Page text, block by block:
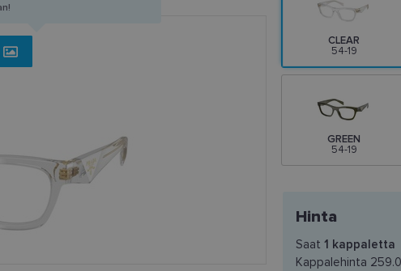
CLEAR
54-19
GREEN
54-19
Hinta
Saat 1 kappaletta
Kappalehinta